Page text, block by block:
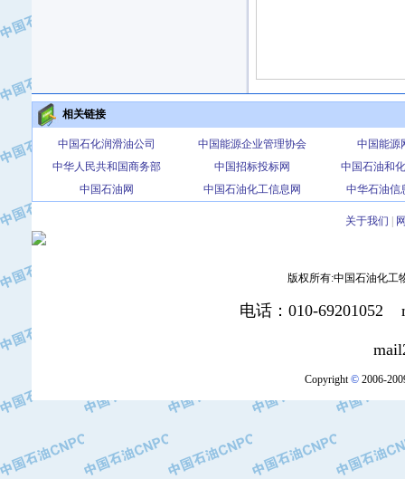
·北京三盈联合石油技术有限公司
·中国石油化工股份有限公司催化剂长
·北京德泰联华科技发展有限公司
·陕西爱瑞德控制工程有限公司
·大庆油田飞马有限公司
·大庆油田有限责任公司
·中国石油辽河油田分公司
相关链接
中国石化润滑油公司 中国能源企业管理协会
中国能源
中华人民共和国商务部
中国招标投标网
中国石油和
中国石油网
中国石油化工信息网 中华石油信
关于我们
版权所有:中国石油化工
电话：010-69201052
Copyright©2006-